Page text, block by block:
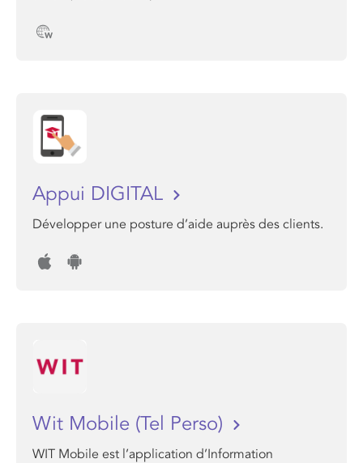
Appui DIGITAL
Développer une posture d’aide auprès des clients.
Wit Mobile (Tel Perso)
WIT Mobile est l’application d’Information